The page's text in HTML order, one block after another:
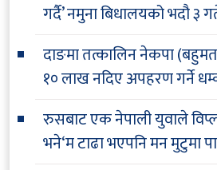
गर्दै’ नमुना बिधालयको भदौ ३
दाङमा तत्कालिन नेकपा
१० लाख नदिए अपहरण गर्ने
रुसबाट एक नेपाली युवाले
भने‘म टाढा भएपनि मन मुटुमा